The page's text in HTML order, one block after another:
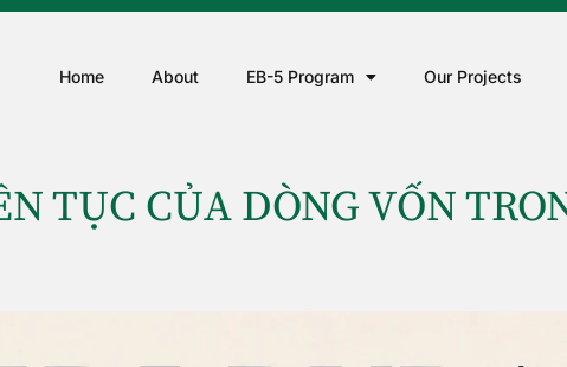
Home About EB-5 Program Our Projects
TỤC CỦA DÒNG VỐN